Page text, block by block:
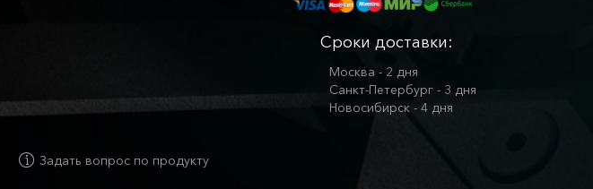
Сроки доставки:
Москва - 2 дня
Санкт-Петербург - 3 дня
Новосибирск - 4 дня
Задать вопрос по продукту